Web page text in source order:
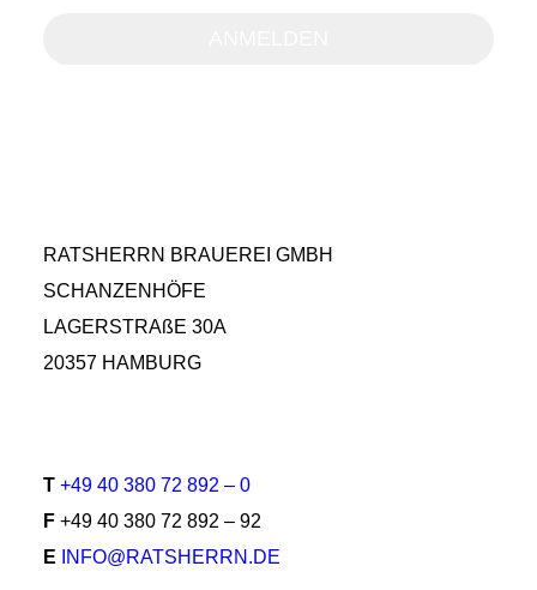
RATSHERRN BRAUEREI GMBH
SCHANZENHÖFE
LAGERSTRAßE 30A
20357 HAMBURG
T +49 40 380 72 892 – 0
F +49 40 380 72 892 – 92
E
INFO@RATSHERRN.DE